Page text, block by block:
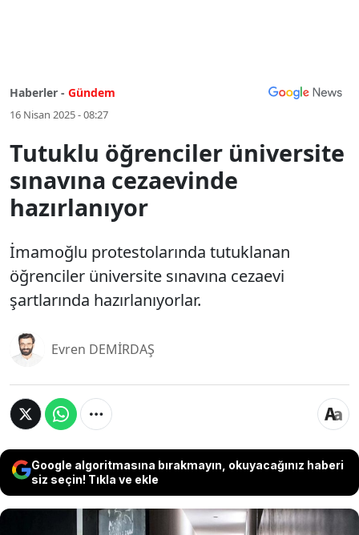
Haberler - Gündem
16 Nisan 2025 - 08:27
Tutuklu öğrenciler üniversite
sınavına cezaevinde
hazırlanıyor
İmamoğlu protestolarında tutuklanan
öğrenciler üniversite sınavına cezaevi
şartlarında hazırlanıyorlar.
Evren DEMİRDAŞ
Google algoritmasına bırakmayın, okuyacağınız haberi
siz seçin! Tıkla ve ekle